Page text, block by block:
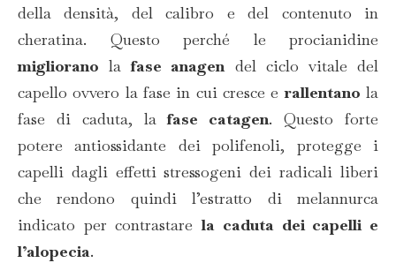
della densità, del calibro e del contenuto in
cheratina. Questo perché le procianidine
migliorano lafase anagendel ciclo vitale del
capello ovvero la fase in cui cresce erallentano la
fase di caduta, lafase catagen. Questo forte
potere antiossidante dei polifenoli, protegge i
capelli dagli effetti stressogeni dei radicali liberi
che rendono quindi l’estratto di melannurca
indicato per contrastarela caduta dei capelli e
l’alopecia.